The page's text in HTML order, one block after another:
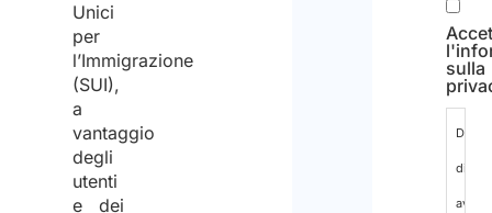
Unici
per
l’Immigrazione
(SUI),
a
vantaggio
degli
utenti
e dei
sulla
di
aver